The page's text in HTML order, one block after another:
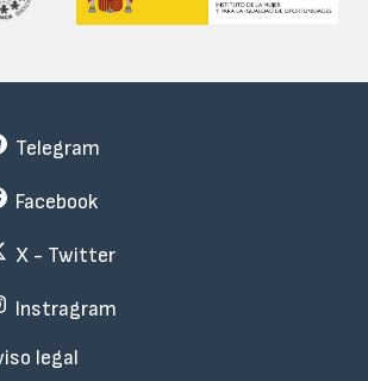
Telegram
Facebook
X - Twitter
Instragram
legal